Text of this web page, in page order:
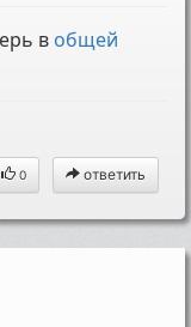
в общей
0 ответить